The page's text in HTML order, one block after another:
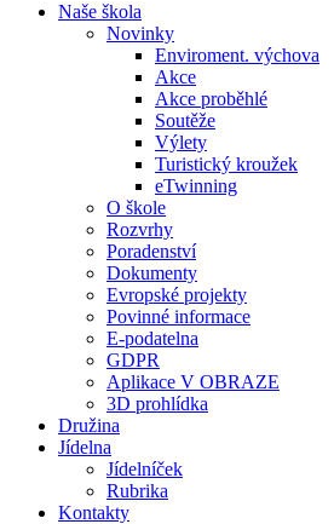
Naše škola
Novinky
Enviroment. výchova
Akce
Akce proběhlé
Soutěže
Výlety
Turistický kroužek
eTwinning
O škole
Rozvrhy
Poradenství
Dokumenty
Evropské projekty
Povinné informace
E-podatelna
GDPR
Aplikace V OBRAZE
3D prohlídka
Družina
Jídelna
Jídelníček
Rubrika
Kontakty